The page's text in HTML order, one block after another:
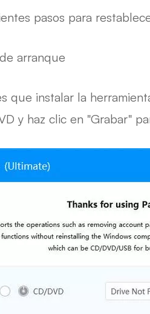
pasos para
arranque
que instalar la
y haz clic en "Grabar"